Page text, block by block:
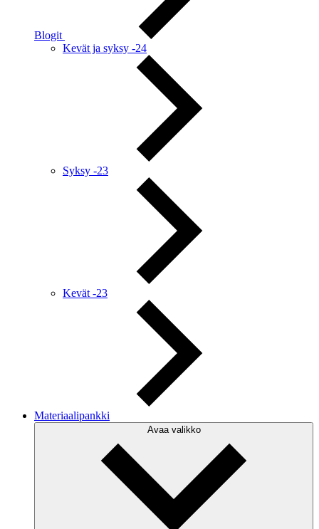
Blogit
Kevät ja syksy -24
Syksy -23
Kevät -23
Materiaalipankki
Avaa valikko